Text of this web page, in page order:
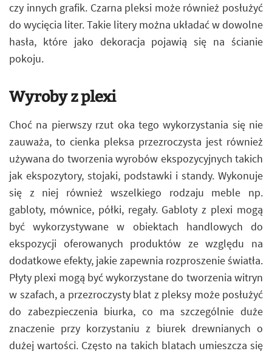
czy innych grafik. Czarna pleksi może również posłużyć
do wycięcia liter. Takie litery można układać w dowolne
hasła, które jako dekoracja pojawią się na ścianie
pokoju.
Wyroby z plexi
Choć na pierwszy rzut oka tego wykorzystania się nie
zauważa, to cienka pleksa przezroczysta jest również
używana do tworzenia wyrobów ekspozycyjnych takich
jak ekspozytory, stojaki, podstawki i standy. Wykonuje
się z niej również wszelkiego rodzaju meble np.
gabloty, mównice, półki, regały. Gabloty z plexi mogą
być wykorzystywane w obiektach handlowych do
ekspozycji oferowanych produktów ze względu na
dodatkowe efekty, jakie zapewnia rozproszenie światła.
Płyty plexi mogą być wykorzystane do tworzenia witryn
w szafach, a przezroczysty blat z pleksy może posłużyć
do zabezpieczenia biurka, co ma szczególnie duże
znaczenie przy korzystaniu z biurek drewnianych o
dużej wartości. Często na takich blatach umieszcza się